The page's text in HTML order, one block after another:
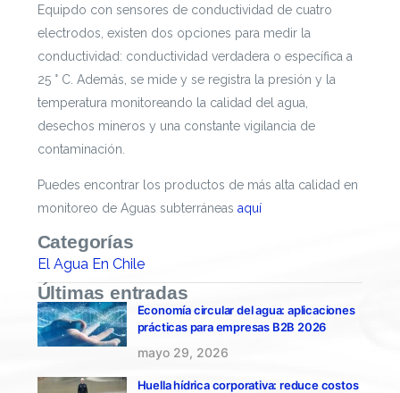
Equipdo con sensores de conductividad de cuatro
electrodos, existen dos opciones para medir la
conductividad: conductividad verdadera o específica a
25 ° C. Además, se mide y se registra la presión y la
temperatura monitoreando la calidad del agua,
desechos mineros y una constante vigilancia de
contaminación.
Puedes encontrar los productos de más alta calidad en
monitoreo de Aguas subterráneas aquí
Categorías
El Agua En Chile
Últimas entradas
Economía circular del agua: aplicaciones
prácticas para empresas B2B 2026
mayo 29, 2026
Huella hídrica corporativa: reduce costos